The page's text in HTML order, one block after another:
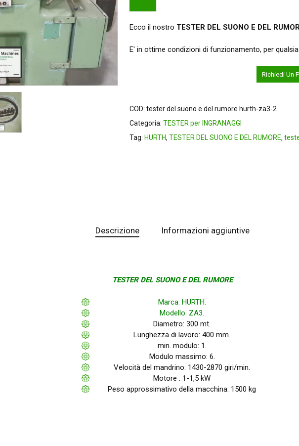
Ecco il nostro TESTER DEL SUONO E DEL
E' in ottime condizioni di funzionamento, per
Richiedi Un
COD: tester del suono e del rumore hurth-za3-2
Categoria: TESTER per INGRANAGGI
Tag: HURTH, TESTER DEL SUONO E DEL RUMORE,
Descrizione Informazioni aggiuntive
TESTER DEL SUONO E DEL RUMORE
Marca: HURTH.
Modello: ZA3.
Diametro: 300 mt.
Lunghezza di lavoro: 400 mm.
min. modulo: 1.
Modulo massimo: 6.
Velocità del mandrino: 1430-2870 giri/min.
Motore : 1-1,5 kW
Peso approssimativo della macchina: 1500 kg